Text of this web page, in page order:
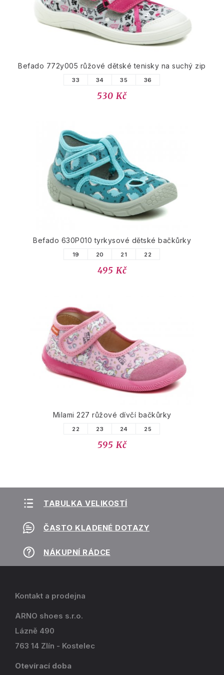
Befado 772y005 růžové dětské tenisky na suchý zip
33 34 35 36
530 Kč
Befado 630P010 tyrkysové dětské bačkůrky
19 20 21 22
495 Kč
Milami 227 růžové dívčí bačkůrky
22 23 24 25
595 Kč
TABULKA VELIKOSTÍ
ČASTO KLADENÉ DOTAZY
NÁKUPNÍ RÁDCE
Kontakt a prodejna
ARNO shoes s.r.o.
Lázně 490
763 14 Zlín - Kostelec
Otevírací doba